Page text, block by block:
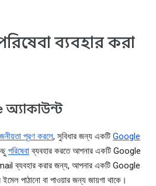
ব্যবহার করা
পূরণ করলে, সুবিধার জন্য একটি Google
পরিষেবাব্যবহার করতে আপনার একটি Google
ব্যবহার করার জন্য, আপনার একটি Google
পাঠানো বা পাওয়ার জন্য জায়গা থাকে।